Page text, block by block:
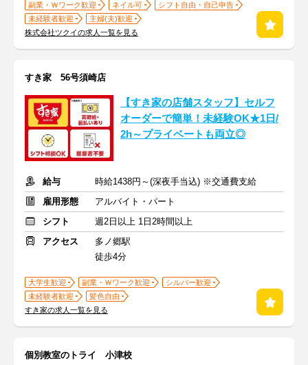
副業・Ｗワーク歓迎 ネイル可
シフト自由・自己申告
未経験者歓迎
主婦(夫)歓迎
株式会社ツクイの求人一覧を見る
すき家 56号須崎店
【すき家の店舗スタッフ】セルフ
オーダーで簡単！未経験OK★1日/
2h～プライベートも両立◎
給与
時給1438円～(深夜手当込) ※交通費支給
雇用形態
アルバイト・パート
シフト
週2日以上 1日2時間以上
アクセス
多ノ郷駅
徒歩4分
大学生歓迎 副業・Ｗワーク歓迎
シルバー歓迎
未経験者歓迎
髪色自由
すき家の求人一覧を見る
個別教室のトライ 小津校